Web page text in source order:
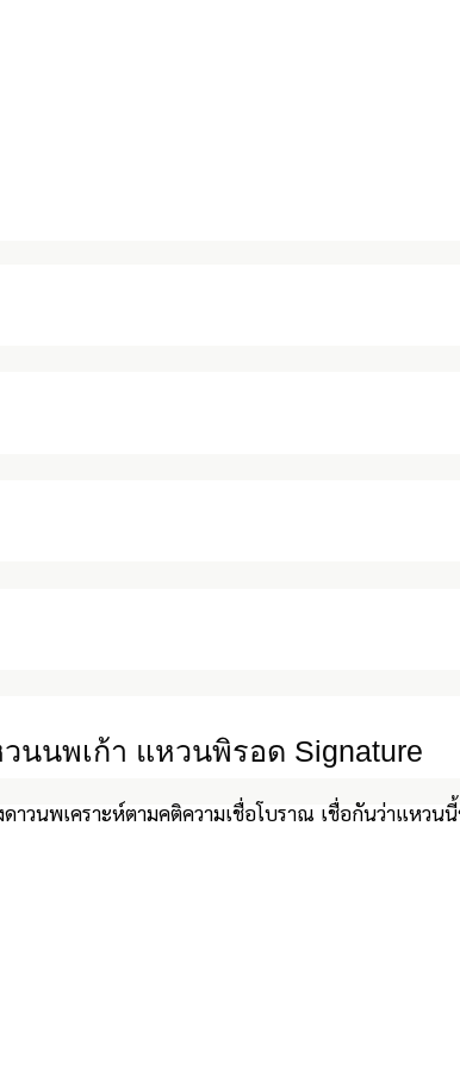
นนพเก้า แหวนพิรอด Signature
พเคราะห์ตามคติความเชื่อโบราณ เชื่อกันว่าแหวนนี้